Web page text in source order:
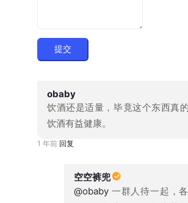
提交
obaby
饮酒还是适量，毕竟这个东西真
饮酒有益健康。
1 年前 回复
空空裤兜
@obaby 一群人待一起，